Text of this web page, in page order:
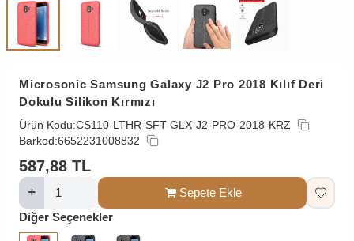
Microsonic Samsung Galaxy J2 Pro 2018 Kılıf Deri
Dokulu Silikon Kırmızı
Ürün Kodu:CS110-LTHR-SFT-GLX-J2-PRO-2018-KRZ
Barkod:6652231008832
587,88 TL
Sepete Ekle
Diğer Seçenekler